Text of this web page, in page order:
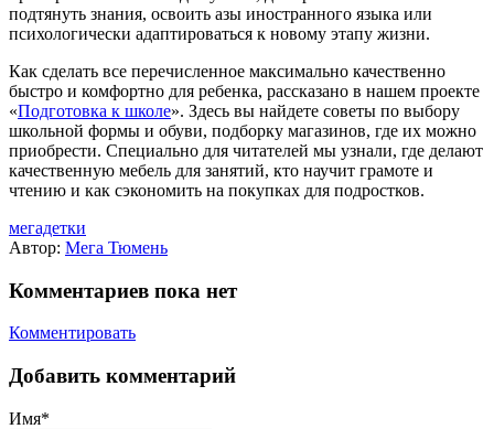
подтянуть знания, освоить азы иностранного языка или
психологически адаптироваться к новому этапу жизни.
Как сделать все перечисленное максимально качественно
быстро и комфортно для ребенка, рассказано в нашем проекте
«Подготовка к школе». Здесь вы найдете советы по выбору
школьной формы и обуви, подборку магазинов, где их можно
приобрести. Специально для читателей мы узнали, где делают
качественную мебель для занятий, кто научит грамоте и
чтению и как сэкономить на покупках для подростков.
мегадетки
Автор: Мега Тюмень
Комментариев пока нет
Комментировать
Добавить комментарий
Имя*